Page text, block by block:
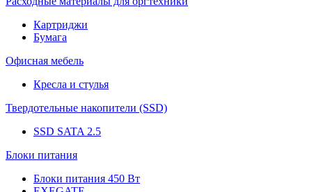
Картриджи
Бумага
Офисная мебель
Кресла и стулья
Твердотельные накопители (SSD)
SSD SATA 2.5
Блоки питания
Блоки питания 450 Вт